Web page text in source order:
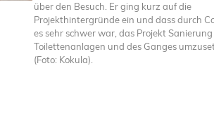
über den Besuch. Er ging kurz auf die
Projekthintergründe ein und dass durch
es sehr schwer war, das Projekt
Toilettenanlagen und des Ganges
(Foto: Kokula).